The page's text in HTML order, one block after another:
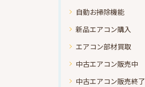
自動お掃除機能
新品エアコン購入
エアコン部材買取
中古エアコン販売中
中古エアコン販売終了